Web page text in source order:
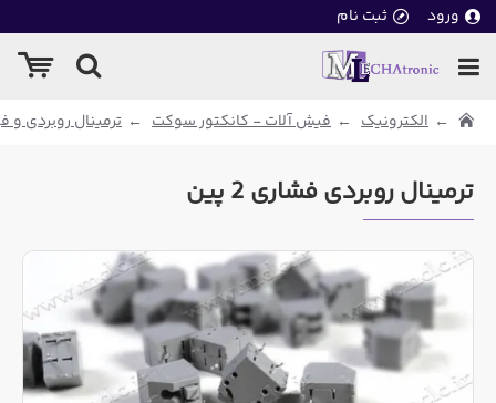
ورود ثبت نام
الکترونیک فیش آلات - کانکتور سوکت ترمینال روبردی
ترمینال روبردی فشاری 2 پین